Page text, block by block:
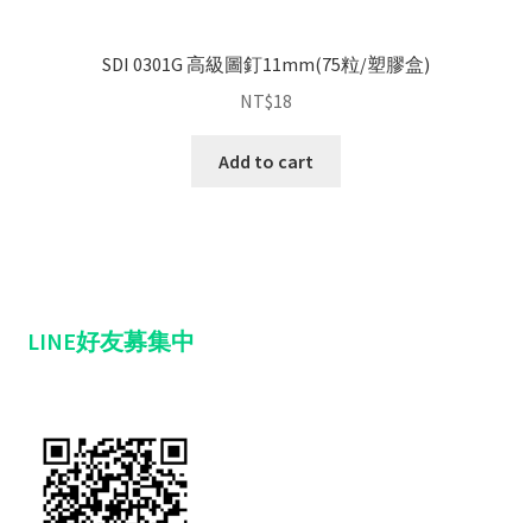
SDI 0301G 高級圖釘11mm(75粒/塑膠盒)
NT$18
Add to cart
LINE好友募集中